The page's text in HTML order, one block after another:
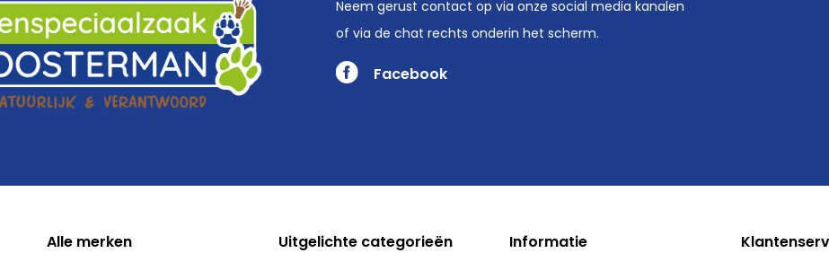
Neem gerust contact op via onze social media kanalen
of via de chat rechts onderin het scherm.
Facebook
Alle merken Uitgelichte categorieën Informatie